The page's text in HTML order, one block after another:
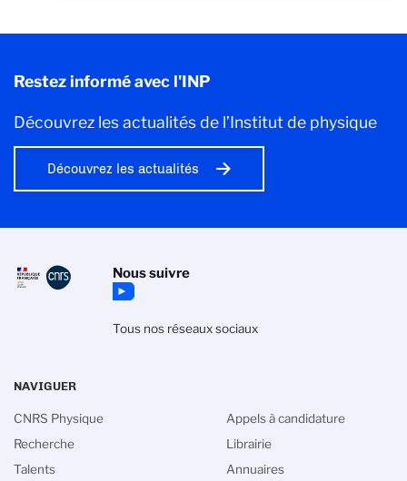
Restez informé avec l'INP
Découvrez les actualités de l’Institut de physique
Découvrez les actualités
Nous suivre
Tous nos réseaux sociaux
NAVIGUER
CNRS Physique
Recherche
Talents
Appels à candidature
Librairie
Annuaires